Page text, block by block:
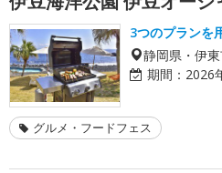
3つのプランを
静岡県・伊
期間： 2026
グルメ・フードフェス